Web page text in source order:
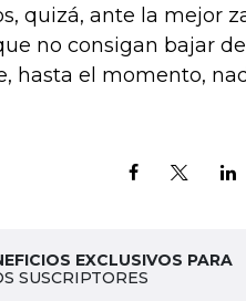
quizá, ante la mejor
no consigan bajar
hasta el momento,
EXCLUSIVOS PARA
SUSCRIPTORES